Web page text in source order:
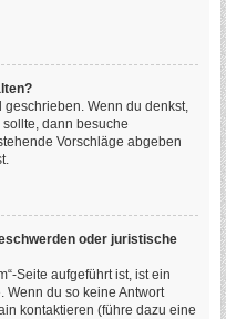
Wenn du denkst,
dann besuche
Vorschläge abgeben
oder juristische
Seite aufgeführt ist, ist ein
Wenn du so keine Antwort
kontaktieren (führe dazu eine